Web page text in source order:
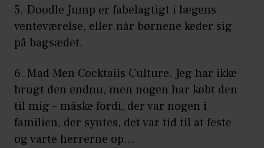
5. Doodle Jump er fabelagtigt i lægens
venteværelse, eller når børnene keder sig
på bagsædet.
6. Mad Men Cocktails Culture. Jeg har ikke
brugt den endnu, men nogen har købt den
til mig – måske fordi, der var nogen i
familien, der syntes, det var tid til at feste
og varte herrerne op…